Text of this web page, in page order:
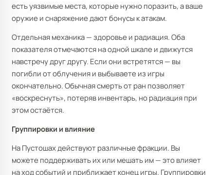
есть уязвимые места, которые нужно поразить, а ваше
оружие и снаряжение дают бонусы к атакам.
Отдельная механика — здоровье и радиация. Оба
показателя отмечаются на одной шкале и движутся
навстречу друг другу. Если они встретятся — вы
погибли от облучения и выбываете из игры
окончательно. Обычная смерть от ран позволяет
«воскреснуть», потеряв инвентарь, но радиация при
этом остаётся.
Группировки и влияние
На Пустошах действуют различные фракции. Вы
можете поддерживать их или мешать им — это влияет
на ход событий и приближает конец игры. Группировки